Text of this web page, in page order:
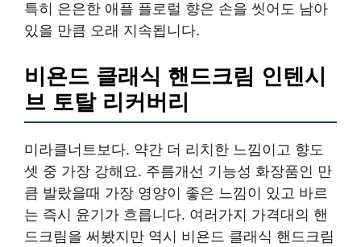
특히 은은한 애플 플로럴 향은 손을 씻어도 남아
있을 만큼 오래 지속됩니다.
비욘드 클래식 핸드크림 인텐시
브 토탈 리커버리
미라클너트보다. 약간 더 리치한 느낌이고 향도
셋 중 가장 강해요. 주름개선 기능성 화장품인 만
큼 발랐을때 가장 영양이 좋은 느낌이 있고 바르
는 즉시 윤기가 흐릅니다. 여러가지 가격대의 핸
드크림을 써봤지만 역시 비욘드 클래식 핸드크림